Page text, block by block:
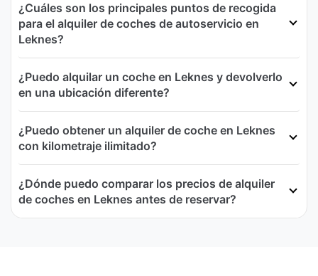
¿Cuáles son los principales puntos de recogida
para el alquiler de coches de autoservicio en
Leknes?
¿Puedo alquilar un coche en Leknes y devolverlo
en una ubicación diferente?
¿Puedo obtener un alquiler de coche en Leknes
con kilometraje ilimitado?
¿Dónde puedo comparar los precios de alquiler
de coches en Leknes antes de reservar?